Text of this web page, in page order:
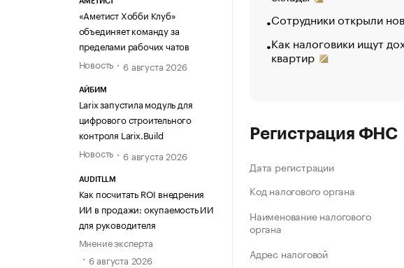
«Аметист Хобби Клуб»
объединяет команду за
пределами рабочих чатов
Новость
6 августа 2026
АЙБИМ
Larix запустила модуль для
цифрового строительного
контроля Larix.Build
Новость
6 августа 2026
AUDITLLM
Как посчитать ROI внедрения
ИИ в продажи: окупаемость ИИ
для руководителя
Мнение эксперта
6 августа 2026
Сотрудники открыли
Как налоговики ищут
квартир
Регистрация ФНС
Дата регистрации
Код налогового органа
Наименование налогового
органа
Адрес налоговой